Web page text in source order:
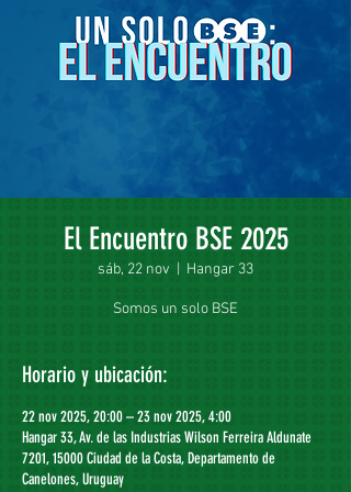
El Encuentro BSE 2025
sáb, 22 nov Hangar 33
Somos un solo BSE
Horario y ubicación:
22 nov 2025, 20:00 – 23 nov 2025, 4:00
Hangar 33, Av. de las Industrias Wilson Ferreira Aldunate
7201, 15000 Ciudad de la Costa, Departamento de
Canelones, Uruguay